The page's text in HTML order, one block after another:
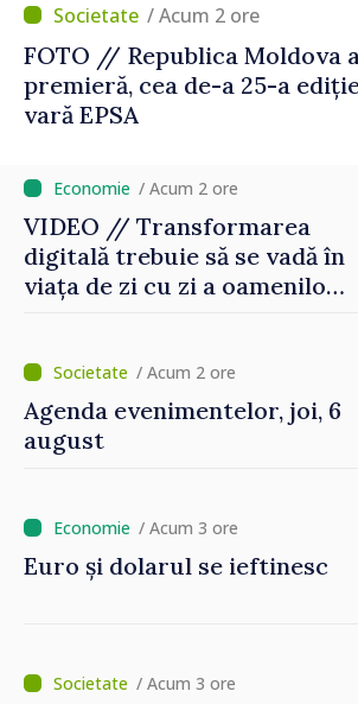
/ Acum 2 ore
FOTO // Republica Moldova
premieră, cea de-a 25-a
vară EPSA
/ Acum 2 ore
VIDEO // Transformarea
digitală trebuie să se vadă în
viața de zi cu zi a oamenilor
premierul Vasile Tofan, în
vizită la AGE
/ Acum 2 ore
Agenda evenimentelor, joi, 6
august
/ Acum 3 ore
Euro și dolarul se ieftinesc
/ Acum 3 ore